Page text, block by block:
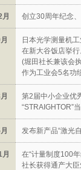
创立30周年纪念
日本光学测量机
在新大谷饭店挙
(堀田社长兼该会
作为工业会5名功
第2届中小企业优
“STRAIGHTOR”
发布新产品“激光
在“计量制度100
社长获得通产大